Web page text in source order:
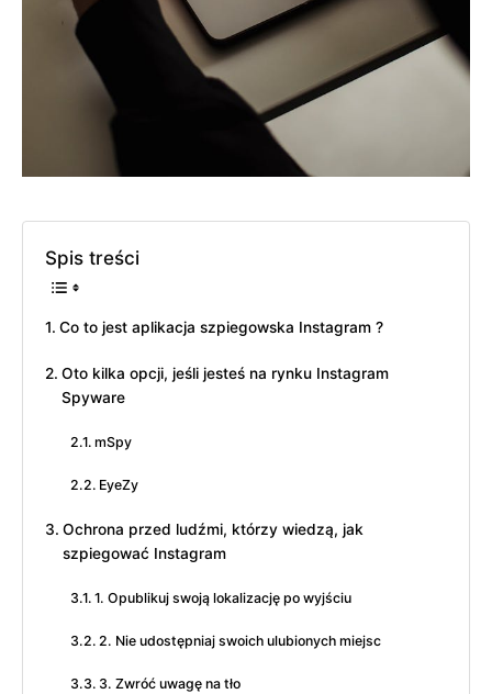
Spis treści
Co to jest aplikacja szpiegowska Instagram ?
Oto kilka opcji, jeśli jesteś na rynku Instagram
Spyware
mSpy
EyeZy
Ochrona przed ludźmi, którzy wiedzą, jak
szpiegować Instagram
1. Opublikuj swoją lokalizację po wyjściu
2. Nie udostępniaj swoich ulubionych miejsc
3. Zwróć uwagę na tło